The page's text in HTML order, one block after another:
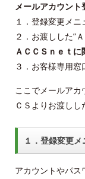
メールアカウン
１．登録変更メ
２．お渡しした”
ＡＣＣＳｎｅｔ
３．お客様専用窓
ここでメールアカ
ＣＳよりお渡しし
１．登録変更
アカウントやパ
つくばもん（